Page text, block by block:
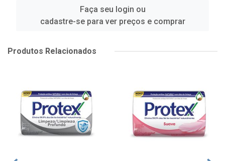
Faça seu login ou
cadastre-se para ver preços e comprar
Produtos Relacionados